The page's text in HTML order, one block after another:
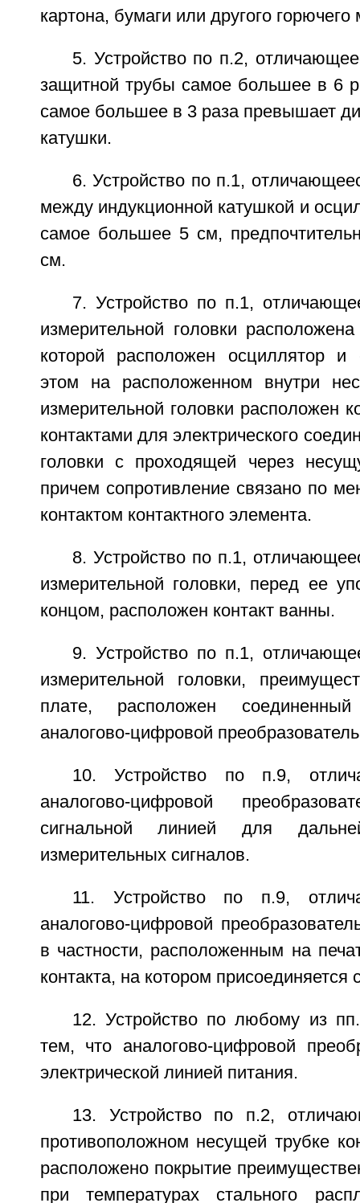
картона, бумаги или другого горючего
5. Устройство по п.2,
защитной трубы самое большее в 6
самое большее в 3 раза превышает
катушки.
6. Устройство по п.1,
между индукционной катушкой и
самое большее 5 см,
см.
7. Устройство по п.1,
измерительной головки
которой расположен осциллятор и
этом на расположенном внутри
измерительной головки расположен
контактами для электрического
головки с проходящей через
причем сопротивление связано по
контактом контактного элемента.
8. Устройство по п.1,
измерительной головки, перед ее
концом, расположен контакт ванны.
9. Устройство по п.1,
измерительной головки,
плате, расположен
аналогово-цифровой
10. Устройство по п.9,
аналогово-цифровой
сигнальной линией для
измерительных сигналов.
11. Устройство по п.9,
аналогово-цифровой
в частности, расположенным на
контакта, на котором присоединяется
12. Устройство по любому из
тем, что аналогово-цифровой
электрической линией питания.
13. Устройство по п.2,
противоположном несущей трубке
расположено покрытие
при температурах стального